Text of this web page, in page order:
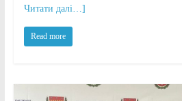
Читати далі…]
Read more